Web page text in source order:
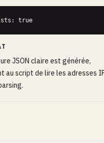
true
JSON claire est générée,
au script de lire les adresses